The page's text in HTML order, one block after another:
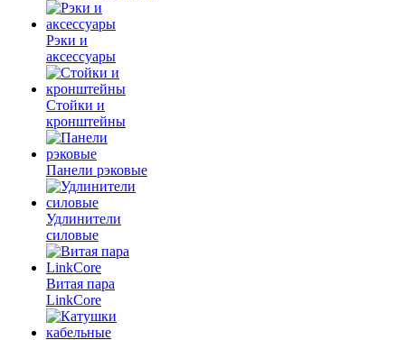
Рэки и
аксессуары
Стойки и
кронштейны
Панели рэковые
Удлинители
силовые
Витая пара
LinkCore